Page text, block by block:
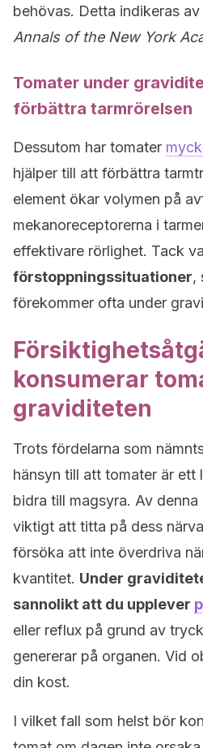
behövas. Detta indikeras av
Annals of the New York
Tomater under
förbättra tarmrörelsen
Dessutom har tomater
hjälper till att förbättra
element ökar volymen på
mekanoreceptorerna i
effektivare rörlighet. Tack
förstoppningssituationer,
förekommer ofta under
konsumerar
graviditeten
Trots fördelarna som
hänsyn till att tomater är ett
bidra till magsyra. Av
viktigt att titta på dess
försöka att inte överdriva
kvantitet. Under
sannolikt att du upplever
eller reflux på grund av
genererar på organen. Vid
din kost.
I vilket fall som helst bör